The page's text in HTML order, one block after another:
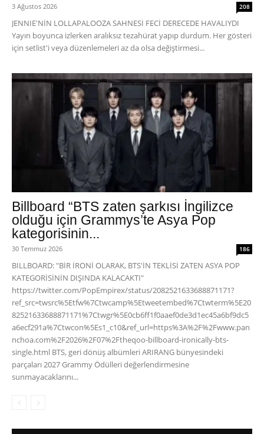
3 Ağustos 2026 208
JENNIE'NİN LOLLAPALOOZA SAHNESİ FECİ DERECEDE HAVALIYDI
Yayın boyunca izlerken aralıksız tezahürat yapıp durdum. Her gösteri
için setlist'i veya düzenlemeleri az da olsa değiştirmesi...
Billboard “BTS zaten şarkısı İngilizce
olduğu için Grammys’te Asya Pop
kategorisinin...
30 Temmuz 2026 186
BILLBOARD: "BİR İRONİ OLARAK, BTS'İN TEKLİSİ ZATEN ASYA POP
KATEGORİSİNİN DIŞINDA KALACAKTI"
https://twitter.com/PopEmpirex/status/2082521633688871171?
ref_src=twsrc%5Etfw%7Ctwcamp%5Etweetembed%7Ctwterm%5E20
82521633688871171%7Ctwgr%5E0cb6ff1f0aaef0de3d1ec45a6bf9dc5
a6ecf291a%7Ctwcon%5Es1_c10&ref_url=https%3A%2F%2Fwww.pan
nchoa.com%2F2026%2F07%2Ftheqoo-billboard-ironically-bts-
single.html BTS, geri dönüş albümleri ARIRANG bünyesindeki
parçaları 2027 Grammy Ödülleri değerlendirmesine
sunmayacaklarını...